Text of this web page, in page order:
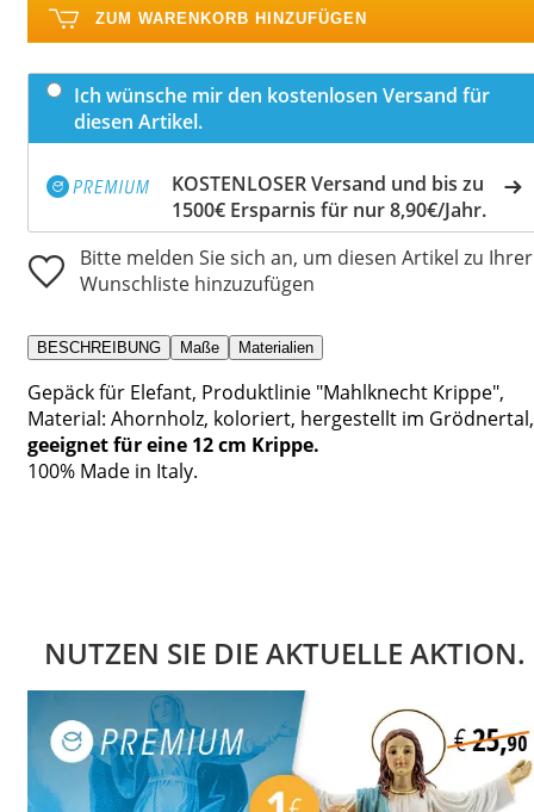
ZUM WARENKORB HINZUFÜGEN
Ich wünsche mir den kostenlosen Versand für
diesen Artikel.
KOSTENLOSER Versand und bis zu
1500€ Ersparnis für nur 8,90€/Jahr.
Bitte melden Sie sich an, um diesen Artikel zu Ihrer
Wunschliste hinzuzufügen
BESCHREIBUNG Maße Materialien
Gepäck für Elefant, Produktlinie "Mahlknecht Krippe",
Material: Ahornholz, koloriert, hergestellt im Grödnertal,
geeignet für eine 12 cm Krippe.
100% Made in Italy.
NUTZEN SIE DIE AKTUELLE AKTION.